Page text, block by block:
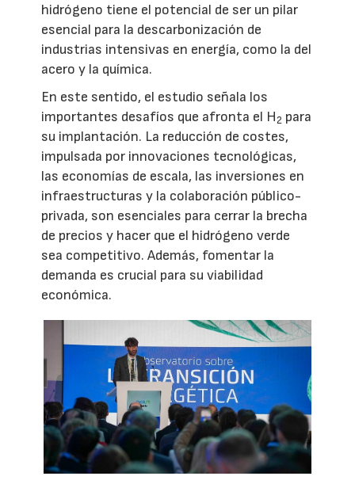
hidrógeno tiene el potencial de ser un pilar
esencial para la descarbonización de
industrias intensivas en energía, como la del
acero y la química.
En este sentido, el estudio señala los
importantes desafíos que afronta el H2 para
su implantación. La reducción de costes,
impulsada por innovaciones tecnológicas,
las economías de escala, las inversiones en
infraestructuras y la colaboración público-
privada, son esenciales para cerrar la brecha
de precios y hacer que el hidrógeno verde
sea competitivo. Además, fomentar la
demanda es crucial para su viabilidad
económica.